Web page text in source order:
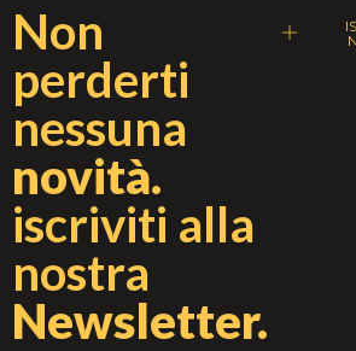
Non
perderti
nessuna
novità.
iscriviti alla
nostra
Newsletter.